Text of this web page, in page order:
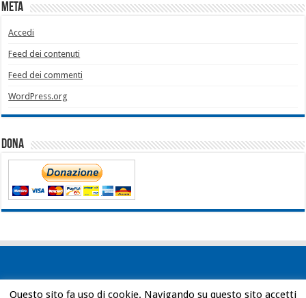
Meta
Accedi
Feed dei contenuti
Feed dei commenti
WordPress.org
Dona
Powered by WordPress | Designed by Bob Vann
Questo sito fa uso di cookie. Navigando su questo sito accetti